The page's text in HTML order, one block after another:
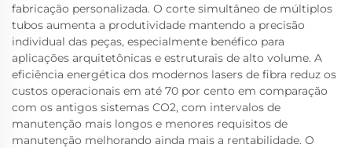
fabricação personalizada. O corte simultâneo de múltiplos
tubos aumenta a produtividade mantendo a precisão
individual das peças, especialmente benéfico para
aplicações arquitetônicas e estruturais de alto volume. A
eficiência energética dos modernos lasers de fibra reduz os
custos operacionais em até 70 por cento em comparação
com os antigos sistemas CO2, com intervalos de
manutenção mais longos e menores requisitos de
manutenção melhorando ainda mais a rentabilidade. O